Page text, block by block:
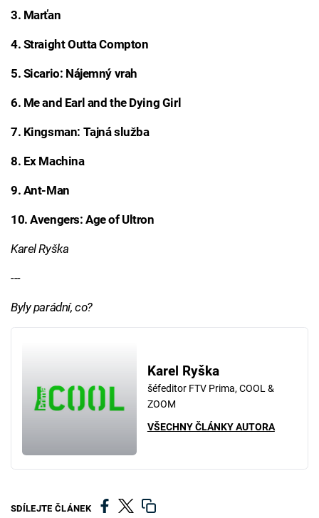
3. Marťan
4. Straight Outta Compton
5. Sicario: Nájemný vrah
6. Me and Earl and the Dying Girl
7. Kingsman: Tajná služba
8. Ex Machina
9. Ant-Man
10. Avengers: Age of Ultron
Karel Ryška
---
Byly parádní, co?
Karel Ryška
šéfeditor FTV Prima, COOL &
ZOOM
VŠECHNY ČLÁNKY AUTORA
SDÍLEJTE ČLÁNEK